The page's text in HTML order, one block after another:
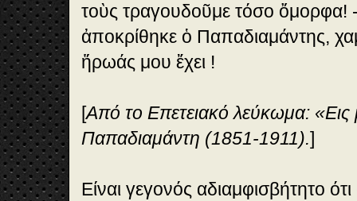
τοὺς τραγουδοῦμε τόσο
ἀποκρίθηκε ὁ Παπαδιαμάντης,
ἥρωάς μου ἔχει !
[Από το Επετειακό λεύκωμα:
Παπαδιαμάντη (1851-1911).]
Είναι γεγονός αδιαμφισβήτητο